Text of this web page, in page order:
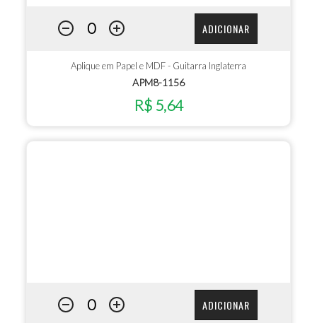
ADICIONAR
Aplique em Papel e MDF - Guitarra Inglaterra
APM8-1156
R$ 5,64
ADICIONAR